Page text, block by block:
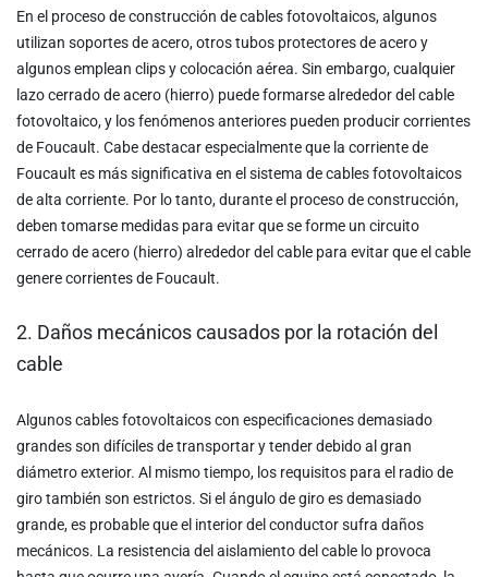
En el proceso de construcción de cables fotovoltaicos, algunos
utilizan soportes de acero, otros tubos protectores de acero y
algunos emplean clips y colocación aérea. Sin embargo, cualquier
lazo cerrado de acero (hierro) puede formarse alrededor del cable
fotovoltaico, y los fenómenos anteriores pueden producir corrientes
de Foucault. Cabe destacar especialmente que la corriente de
Foucault es más significativa en el sistema de cables fotovoltaicos
de alta corriente. Por lo tanto, durante el proceso de construcción,
deben tomarse medidas para evitar que se forme un circuito
cerrado de acero (hierro) alrededor del cable para evitar que el cable
genere corrientes de Foucault.
2. Daños mecánicos causados por la rotación del
cable
Algunos cables fotovoltaicos con especificaciones demasiado
grandes son difíciles de transportar y tender debido al gran
diámetro exterior. Al mismo tiempo, los requisitos para el radio de
giro también son estrictos. Si el ángulo de giro es demasiado
grande, es probable que el interior del conductor sufra daños
mecánicos. La resistencia del aislamiento del cable lo provoca